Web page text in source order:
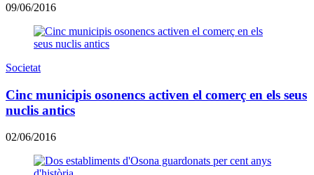
09/06/2016
Societat
Cinc municipis osonencs activen el comerç en els seus
nuclis antics
02/06/2016